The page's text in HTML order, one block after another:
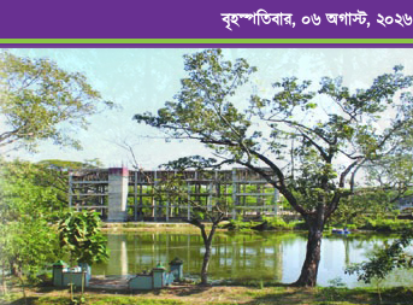
বৃহস্পতিবার, ০৬ অগাস্ট, ২০২৬